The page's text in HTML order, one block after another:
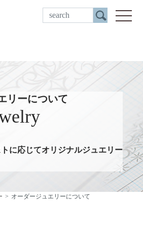
ご来店予約
リーについて
に応じてオリジナルジュエリー
オーダージュエリーについて